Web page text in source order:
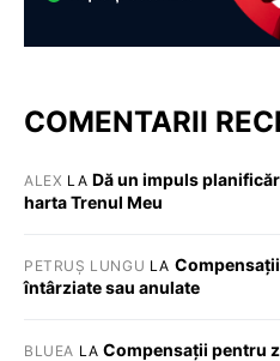
COMENTARII
ALEX LA Dă un impuls
harta Trenul Meu
PETRUȘ LUNGU LA
întârziate sau anulate
BLUEA LACompensații pentru